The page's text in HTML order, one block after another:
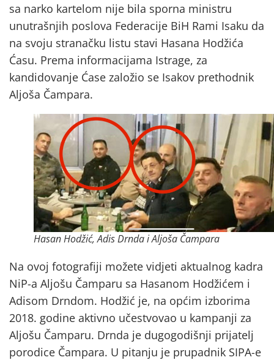
sa narko kartelom nije bila sporna ministru
unutrašnjih poslova Federacije BiH Rami Isaku da
na svoju stranačku listu stavi Hasana Hodžića
Ćasu. Prema informacijama Istrage, za
kandidovanje Ćase založio se Isakov prethodnik
Aljoša Čampara.
Hasan Hodžić, Adis Drnda i Aljoša Čampara
Na ovoj fotografiji možete vidjeti aktualnog kadra
NiP-a Aljošu Čamparu sa Hasanom Hodžićem i
Adisom Drndom. Hodžić je, na općim izborima
2018. godine aktivno učestvovao u kampanji za
Aljošu Čamparu. Drnda je dugogodišnji prijatelj
porodice Čampara. U pitanju je prupadnik SIPA-e